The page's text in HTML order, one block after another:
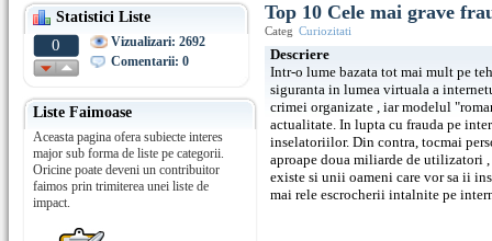
Statistici Liste
0
Vizualizari: 2692
Comentarii: 0
Liste Faimoase
Aceasta pagina ofera subiecte interes
major sub forma de liste pe categorii.
Oricine poate deveni un contribuitor
faimos prin trimiterea unei liste de
impact.
Top 10 Cele mai grave
Categ Curiozitati
Descriere
Intr-o lume bazata tot mai mult pe
siguranta in lumea virtuala a
crimei organizate , iar modelul
actualitate. In lupta cu frauda pe
inselatoriilor. Din contra, tocmai
aproape doua miliarde de utilizatori
existe si unii oameni care vor sa ii
mai rele escrocherii intalnite pe